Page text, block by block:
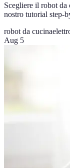
Scegliere il robot da
nostro tutorial step-
robot da cucina
Aug 5